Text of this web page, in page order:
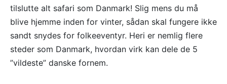
tilslutte alt safari som Danmark! Slig mens du må
blive hjemme inden for vinter, sådan skal fungere ikke
sandt snydes for folkeeventyr. Heri er nemlig flere
steder som Danmark, hvordan virk kan dele de 5
”vildeste” danske fornem.